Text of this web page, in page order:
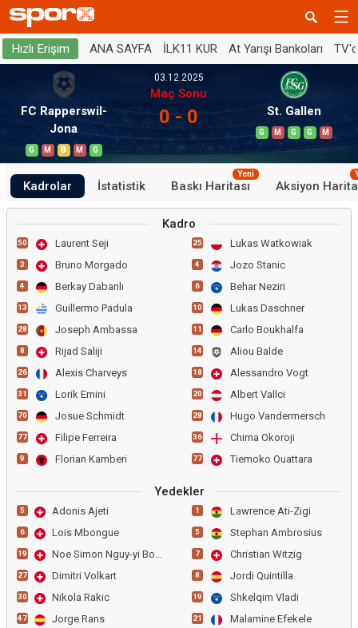
Hızlı Erişim ANA SAYFA İLK11 KUR At Yarışı Bankoları
FC Rapperswil-
Jona
G M B M G
03.12.2025
Maç Sonu
0 - 0 St. Gallen
G M G G M
Kadrolar İstatistik Baskı Haritası
Yeni
Aksiyon
Kadro
50 Laurent Seji
3 Bruno Morgado
4 Berkay Dabanlı
13 Guillermo Padula
28 Joseph Ambassa
8 Rijad Saliji
26 Alexis Charveys
31 Lorik Emini
70 Josue Schmidt
77 Filipe Ferreira
9 Florian Kamberi
25 Lukas Watkowiak
4 Jozo Stanic
6 Behar Neziri
10 Lukas Daschner
11 Carlo Boukhalfa
14 Aliou Balde
18 Alessandro Vogt
20 Albert Vallci
28 Hugo Vandermersch
36 Chima Okoroji
77 Tiemoko Ouattara
Yedekler
5 Adonis Ajeti
6 Lois Mbongue
19 Noe Simon Nguy-yi Boum Bi
27 Dimitri Volkart
30 Nikola Rakic
47 Jorge Rans
1 Lawrence Ati-Zigi
5 Stephan Ambrosius
7 Christian Witzig
8 Jordi Quintilla
19 Shkelqim Vladi
21 Malamine Efekele